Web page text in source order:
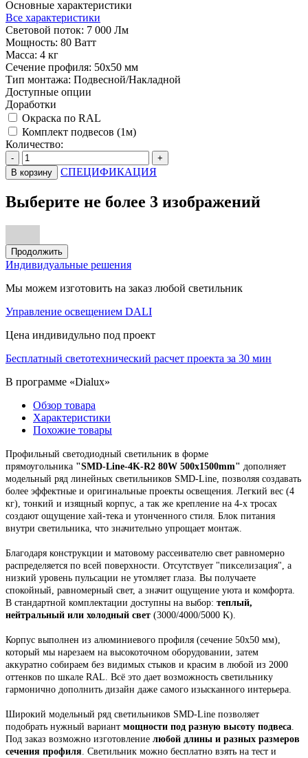
Основные характеристики
Все характеристики
Световой поток: 7 000 Лм
Мощность: 80 Ватт
Масса: 4 кг
Сечение профиля: 50х50 мм
Тип монтажа: Подвесной/Накладной
Доступные опции
Доработки
Окраска по RAL
Комплект подвесов (1м)
Количество:
-
+
В корзину
СПЕЦИФИКАЦИЯ
Выберите не более 3 изображений
Продолжить
Индивидуальные решения
Мы можем изготовить на заказ любой светильник
Управление освещением DALI
Цена индивидульно под проект
Бесплатный светотехнический расчет проекта за 30 мин
В программе «Dialux»
Обзор товара
Характеристики
Похожие товары
Профильный светодиодный светильник в форме
прямоугольника "SMD-Line-4K-R2 80W 500х1500mm" дополняет
модельный ряд линейных светильников SMD-Line, позволяя создавать
более эффектные и оригинальные проекты освещения. Легкий вес (4
кг), тонкий и изящный корпус, а так же крепление на 4-х тросах
создают ощущение хай-тека и утонченного стиля. Блок питания
внутри светильника, что значительно упрощает монтаж.
Благодаря конструкции и матовому рассеивателю свет равномерно
распределяется по всей поверхности. Отсутствует "пикселизация", а
низкий уровень пульсации не утомляет глаза. Вы получаете
спокойный, равномерный свет, а значит ощущение уюта и комфорта.
В стандартной комплектации доступны на выбор: теплый,
нейтральный или холодный свет (3000/4000/5000 K).
Корпус выполнен из алюминиевого профиля (сечение 50х50 мм),
который мы нарезаем на высокоточном оборудовании, затем
аккуратно собираем без видимых стыков и красим в любой из 2000
оттенков по шкале RAL. Всё это дает возможность светильнику
гармонично дополнить дизайн даже самого изысканного интерьера.
Широкий модельный ряд светильников SMD-Line позволяет
подобрать нужный вариант мощности под разную высоту подвеса.
Под заказ возможно изготовление любой длины и разных размеров
сечения профиля. Светильник можно бесплатно взять на тест и